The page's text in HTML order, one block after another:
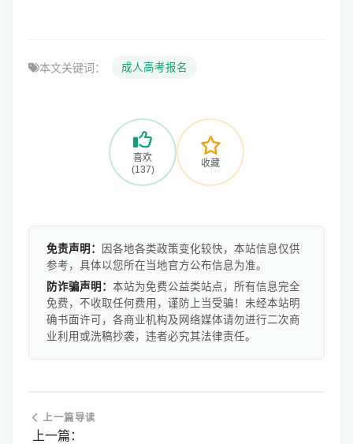
本文关键词： 成人高考报名
喜欢
(137)
收藏
免责声明：
因各地各类政策变化较快，本站信息仅供
参考，具体以您所在当地官方公布信息为准。
防诈骗声明： 本站为免费公益类站点，所有信息完全
免费，不收取任何费用，谨防上当受骗！未经本站明
确书面许可，各商业机构及网络媒体请勿进行二次商
业利用或洗稿抄袭，违者必究其法律责任。
上一篇导读
上一篇：